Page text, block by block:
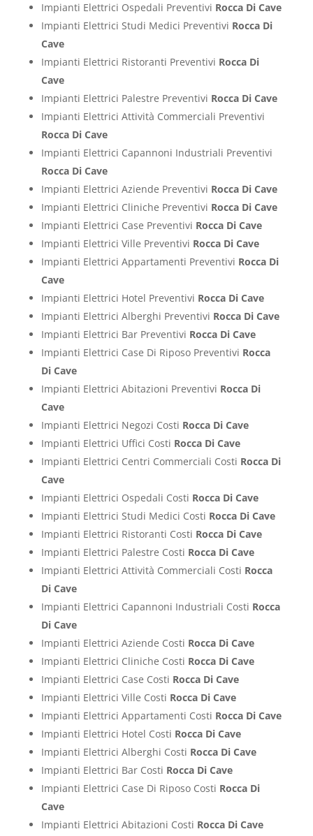
Impianti Elettrici Ospedali Preventivi Rocca Di Cave
Impianti Elettrici Studi Medici Preventivi Rocca Di
Cave
Impianti Elettrici Ristoranti Preventivi Rocca Di
Cave
Impianti Elettrici Palestre Preventivi Rocca Di Cave
Impianti Elettrici Attività Commerciali Preventivi
Rocca Di Cave
Impianti Elettrici Capannoni Industriali Preventivi
Rocca Di Cave
Impianti Elettrici Aziende Preventivi Rocca Di Cave
Impianti Elettrici Cliniche Preventivi Rocca Di Cave
Impianti Elettrici Case Preventivi Rocca Di Cave
Impianti Elettrici Ville Preventivi Rocca Di Cave
Impianti Elettrici Appartamenti Preventivi Rocca Di
Cave
Impianti Elettrici Hotel Preventivi Rocca Di Cave
Impianti Elettrici Alberghi Preventivi Rocca Di Cave
Impianti Elettrici Bar Preventivi Rocca Di Cave
Impianti Elettrici Case Di Riposo Preventivi Rocca
Di Cave
Impianti Elettrici Abitazioni Preventivi Rocca Di
Cave
Impianti Elettrici Negozi Costi Rocca Di Cave
Impianti Elettrici Uffici Costi Rocca Di Cave
Impianti Elettrici Centri Commerciali Costi Rocca Di
Cave
Impianti Elettrici Ospedali Costi Rocca Di Cave
Impianti Elettrici Studi Medici Costi Rocca Di Cave
Impianti Elettrici Ristoranti Costi Rocca Di Cave
Impianti Elettrici Palestre Costi Rocca Di Cave
Impianti Elettrici Attività Commerciali Costi Rocca
Di Cave
Impianti Elettrici Capannoni Industriali Costi Rocca
Di Cave
Impianti Elettrici Aziende Costi Rocca Di Cave
Impianti Elettrici Cliniche Costi Rocca Di Cave
Impianti Elettrici Case Costi Rocca Di Cave
Impianti Elettrici Ville Costi Rocca Di Cave
Impianti Elettrici Appartamenti Costi Rocca Di Cave
Impianti Elettrici Hotel Costi Rocca Di Cave
Impianti Elettrici Alberghi Costi Rocca Di Cave
Impianti Elettrici Bar Costi Rocca Di Cave
Impianti Elettrici Case Di Riposo Costi Rocca Di
Cave
Impianti Elettrici Abitazioni Costi Rocca Di Cave